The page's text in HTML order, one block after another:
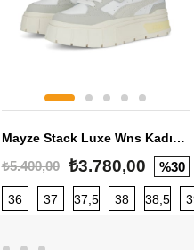
40 40,5 41 42 42,5
Mayze Stack Luxe Wns Kadın Sneaker
₺5.400,00 ₺3.780,00 %30
36 37 37,5 38 38,5